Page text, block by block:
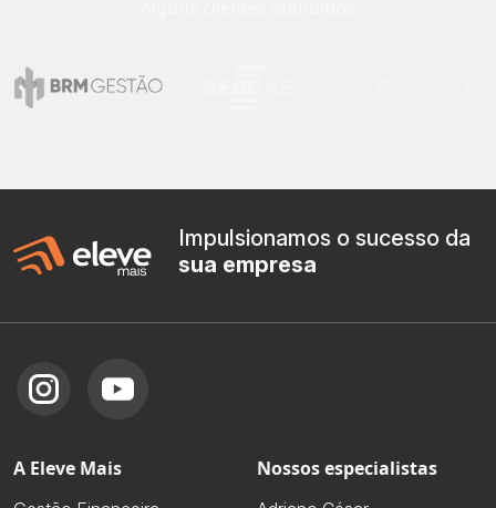
Impulsionamos o sucesso da
sua empresa
A Eleve Mais Nossos especialistas